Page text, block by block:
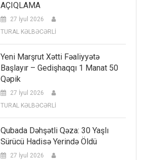
AÇIQLAMA
27 İyul 2026
TURAL KƏLBƏCƏRLİ
Yeni Marşrut Xətti Fəaliyyətə
Başlayır – Gedişhaqqı 1 Manat 50
Qəpik
27 İyul 2026
TURAL KƏLBƏCƏRLİ
Qubada Dəhşətli Qəza: 30 Yaşlı
Sürücü Hadisə Yerində Öldü
27 İyul 2026